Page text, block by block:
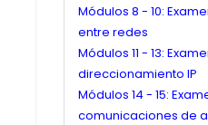
Módulos 8 - 10:
entre redes
Módulos 11 - 13:
direccionamiento IP
Módulos 14 - 15:
comunicaciones de